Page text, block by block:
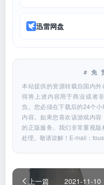
迅雷网盘
#免
本站提供的资源转载自国内
得将上述内容用于商业或者
负。您必须在下载后的24个
内容。如果您喜欢该游戏内
的正版服务。我们非常重视
处理。敬请谅解！E-mail：
上一篇 2021-11-10